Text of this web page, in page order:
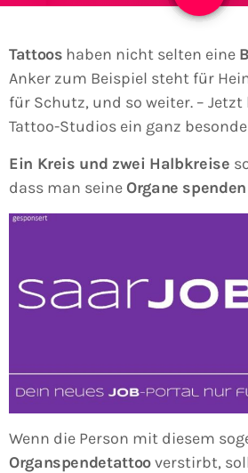
Tattoos haben nicht selten eine
Anker zum Beispiel steht für
für Schutz, und so weiter. –
Tattoo-Studios ein ganz
Ein Kreis und zwei Halbkreise
dass man seine Organe spenden
Wenn die Person mit diesem
Organspendetattooverstirbt,